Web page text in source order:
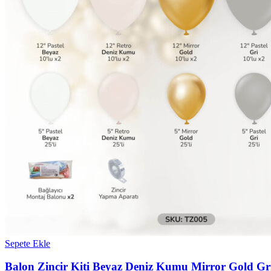
Sepete Ekle
Balon Zincir Kiti Beyaz Deniz Kumu Mirror Gold